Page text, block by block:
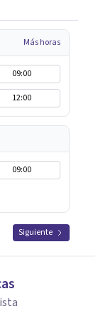
Más horas
09:00
12:00
09:00
Siguiente